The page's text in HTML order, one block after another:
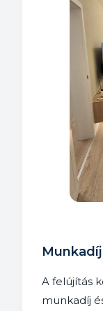
A felújítás
munkadíj